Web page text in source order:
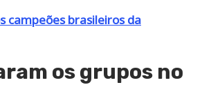
campeões brasileiros da
os grupos no